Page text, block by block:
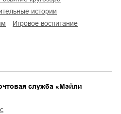
истории
игровое воспитание
служба «Мэйли